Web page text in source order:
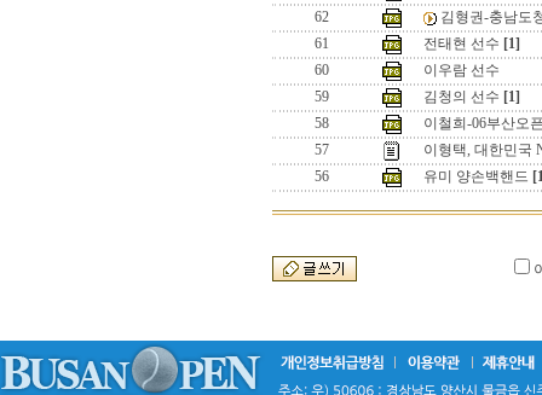
62
김형권-충남도
61
전태현 선수 [1]
60
이우람 선수
59
김청의 선수 [1]
58
이철희-06부산오
57
이형택, 대한민국
56
유미 양손백핸드